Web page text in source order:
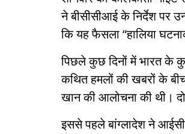
ने बीसीसीआई के निर्देश पर
कि यह फैसला “हालिया
पिछले कुछ दिनों में भारत के
कथित हमलों की खबरों के
खान की आलोचना की थी।
इससे पहले बांग्लादेश ने